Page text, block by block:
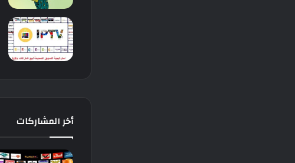
أخر المشاركات